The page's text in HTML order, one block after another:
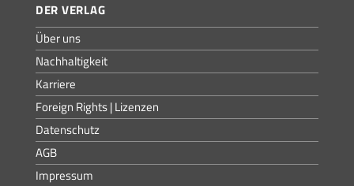
DER VERLAG
Über uns
Nachhaltigkeit
Karriere
Foreign Rights | Lizenzen
Datenschutz
AGB
Impressum